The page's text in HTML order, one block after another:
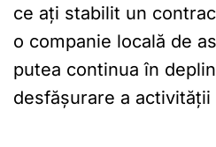
ce ați stabilit un
o companie locală de
putea continua în
desfășurare a